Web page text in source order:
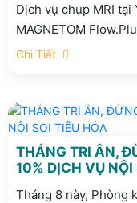
Dịch vụ chụp MRI
MAGNETOM
tích hợp AI, công
Chi Tiết
THÁNG TRI ÂN,
10% DỊCH VỤ NỘI
Tháng 8 này, Phòng